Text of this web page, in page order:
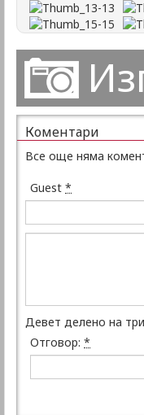
Коментари
Все още няма
Guest *
Девет делено на
Отговор: *